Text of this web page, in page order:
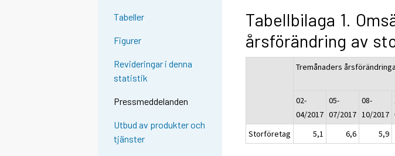
Tabeller
Figurer
Revideringar i denna
statistik
Pressmeddelanden
Utbud av produkter och
tjänster
Tabellbilaga 1.
årsförändring av
Tremånaders
02-
04/2017
05-
07/2017
08-
10/2017
Storföretag 5,1 6,6 5,9